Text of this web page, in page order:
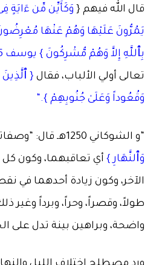
قال الله فيهم { وَكَأَيِّن مِّن ءَايَةٍ
يَمُرُّونَ عَلَيْهَا وَهُمْ عَنْهَا
بِٱللَّهِ إِلاَّ وَهُمْ مُّشْرِكُونَ } يوسف 105 ـ 106
تعالى أولي الألباب، فقال { ٱلَّذِينَ
وَقُعُوداً وَعَلَىٰ جُنُوبِهِمْ }.“
“و الشوكاني 1250هـ قال: “وصفاتهما
وَٱلنَّهَارِ } أي تعاقبهما، وكون
الآخر، وكون زيادة أحدهما في
طولاً، وقصراً، وحراً، وبرداً وغير
واضحة، وبراهين بينة تدل على